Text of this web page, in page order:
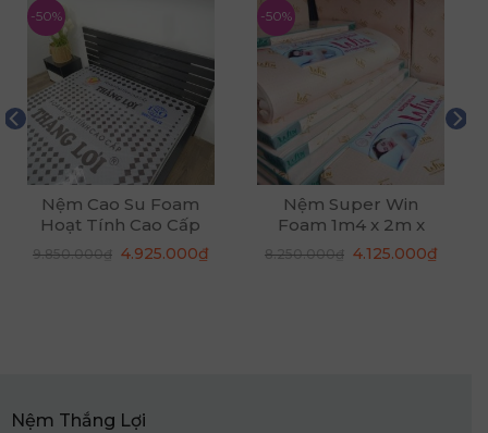
-50%
Nệm Cao Su Foam
Hoạt Tính Cao Cấp
1m2 x 2m x 20cm
9.850.000₫ Giá
4.925.000₫Giá
-50%
Nệm Super Win
Foam 1m4 x 2m x
20cm
8.250.000₫ Giá
4.125.000₫Giá
Nệm Thắng Lợi